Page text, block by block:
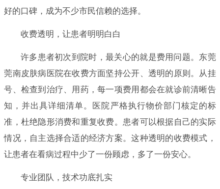
好的口碑，成为不少市民信赖的选择。
收费透明，让患者明明白白
许多患者初次到院时，最关心的就是费用问题。东莞
莞南皮肤病医院在收费方面坚持公开、透明的原则。从挂
号、检查到治疗、用药，每一项费用都会在就诊前清晰告
知，并出具详细清单。医院严格执行物价部门核定的标
准，杜绝隐形消费和重复收费。患者可以根据自己的实际
情况，自主选择合适的经济方案。这种透明的收费模式，
让患者在看病过程中少了一份顾虑，多了一份安心。
专业团队，技术功底扎实